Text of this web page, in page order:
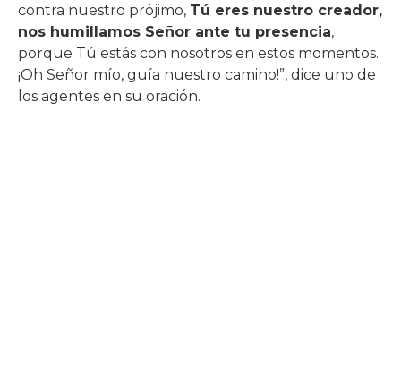
contra nuestro prójimo, Tú eres nuestro creador,
nos humillamos Señor ante tu presencia,
porque Tú estás con nosotros en estos momentos.
¡Oh Señor mío, guía nuestro camino!”, dice uno de
los agentes en su oración.